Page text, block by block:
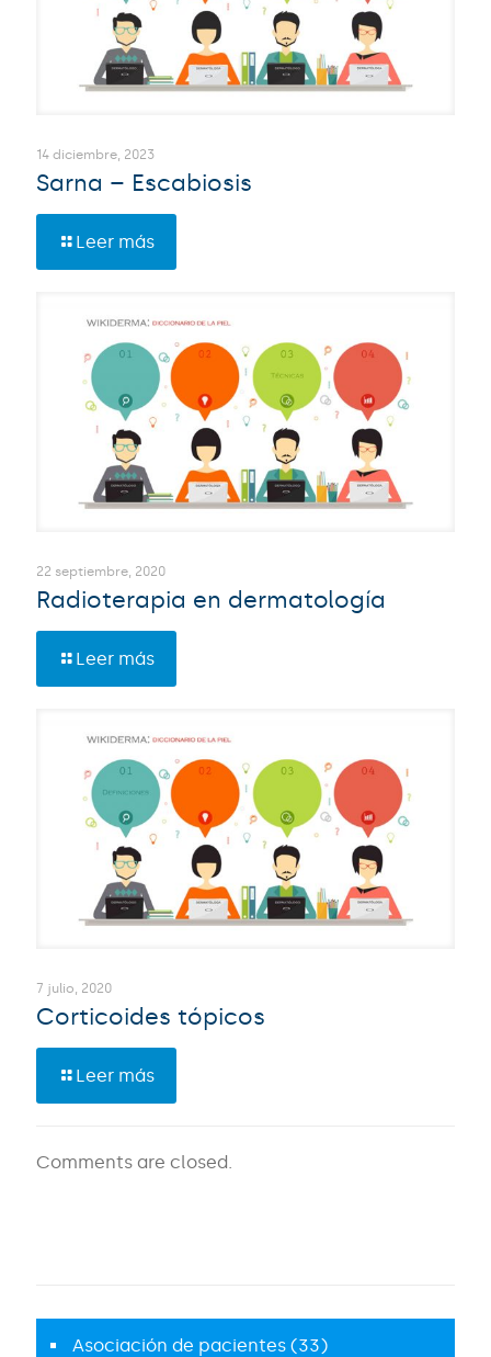
14 diciembre, 2023
Sarna – Escabiosis
Leer más
22 septiembre, 2020
Radioterapia en dermatología
Leer más
7 julio, 2020
Corticoides tópicos
Leer más
Comments are closed.
Asociación de pacientes (33)